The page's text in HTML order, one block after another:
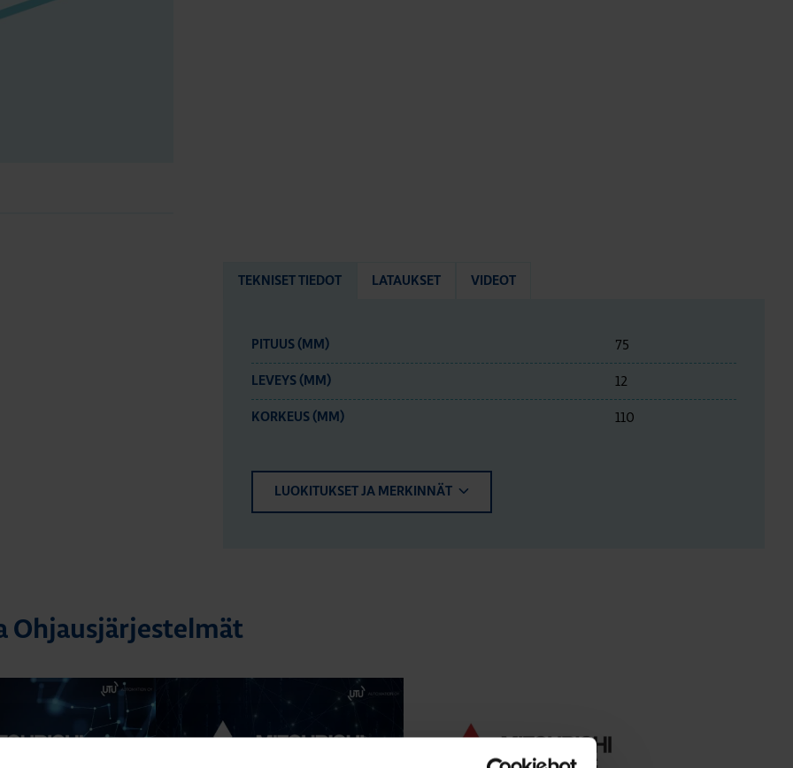
TEKNISET TIEDOT LATAUKSET VIDEOT
PITUUS (MM) 75
LEVEYS (MM) 12
KORKEUS (MM) 110
LUOKITUKSET JA MERKINNÄT
Ohjausjärjestelmät